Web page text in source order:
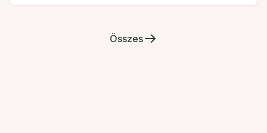
Összes